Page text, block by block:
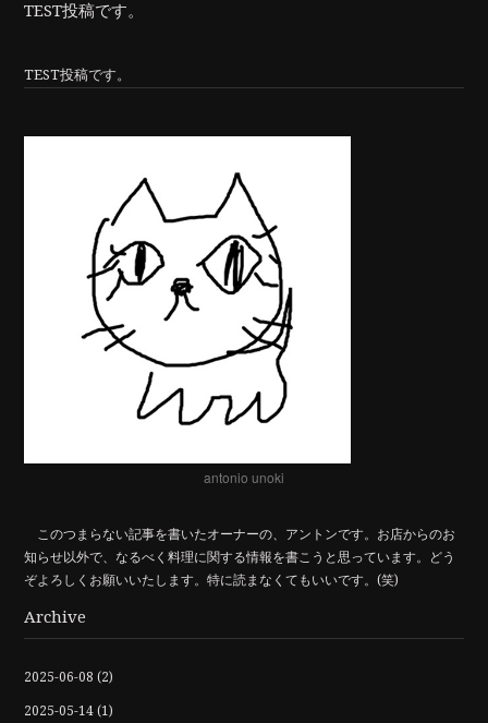
TEST投稿です。
TEST投稿です。
antonio unoki
このつまらない記事を書いたオーナーの、アントンです。お店からのお
知らせ以外で、なるべく料理に関する情報を書こうと思っています。どう
ぞよろしくお願いいたします。特に読まなくてもいいです。(笑)
Archive
2025-06-08 (2)
2025-05-14 (1)